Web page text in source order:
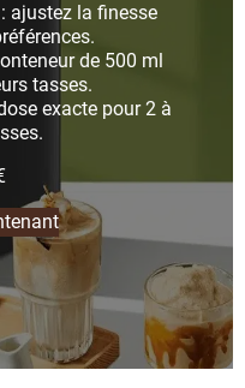
: ajustez la finesse
de 500 ml
tasses.
exacte pour 2 à